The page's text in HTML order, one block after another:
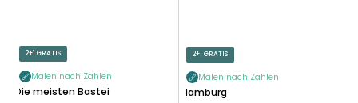
2+1 GRATIS
Malen nach Zahlen
Die meisten Bastei
2+1 GRATIS
Malen nach Zahlen
Hamburg